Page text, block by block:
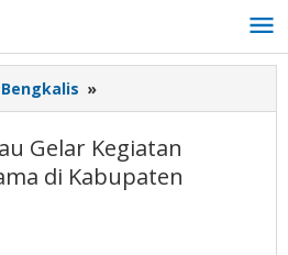
Bengkalis »
Provinsi
Gelar
Kegiatan
Gelar Kegiatan
di Kabupaten